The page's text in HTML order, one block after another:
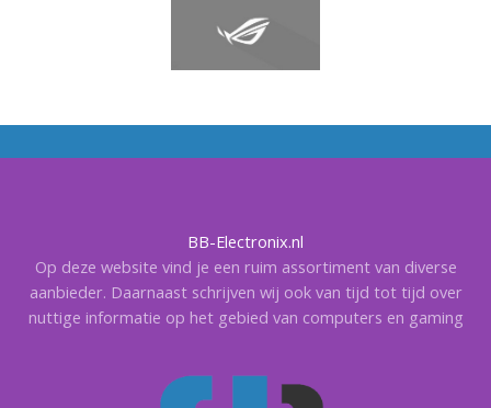
BB-Electronix.nl
Op deze website vind je een ruim assortiment van diverse
aanbieder. Daarnaast schrijven wij ook van tijd tot tijd over
nuttige informatie op het gebied van computers en gaming